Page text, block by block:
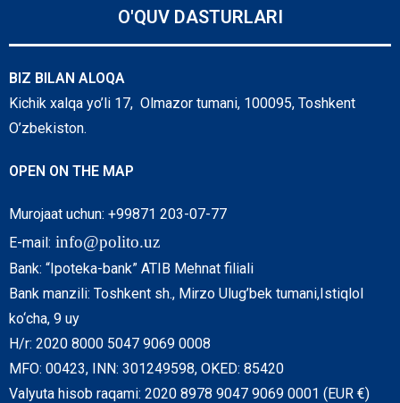
O'QUV DASTURLARI
BIZ BILAN ALOQA
Kichik xalqa yo’li 17, Olmazor tumani, 100095, Toshkent
O’zbekiston.
OPEN ON THE MAP
Murojaat uchun: +99871 203-07-77
E-mail: info@polito.uz
Bank: “Ipoteka-bank” ATIB Mehnat filiali
Bank manzili: Toshkent sh., Mirzo Ulug’bek tumani,Istiqlol
ko‘cha, 9 uy
H/r: 2020 8000 5047 9069 0008
MFO: 00423, INN: 301249598, OKED: 85420
Valyuta hisob raqami: 2020 8978 9047 9069 0001 (EUR €)